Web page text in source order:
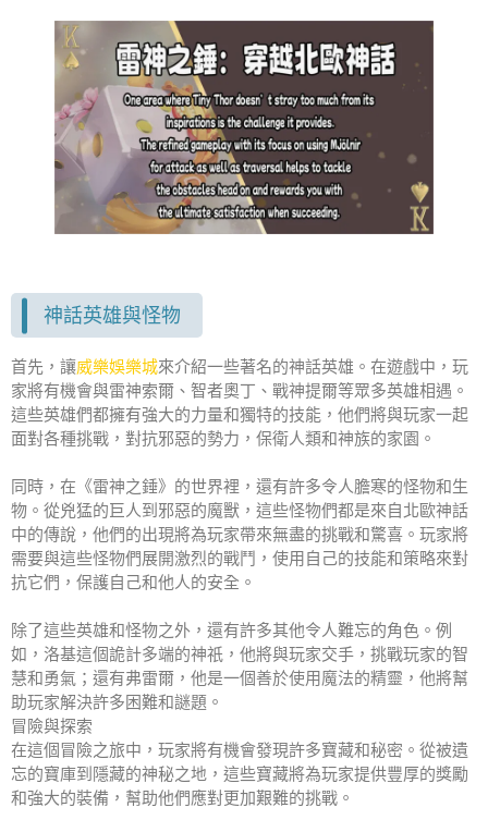
神話英雄與怪物
首先，讓威樂娛樂城來介紹一些著名的神話英雄。在遊戲中，玩
家將有機會與雷神索爾、智者奧丁、戰神提爾等眾多英雄相遇。
這些英雄們都擁有強大的力量和獨特的技能，他們將與玩家一起
面對各種挑戰，對抗邪惡的勢力，保衛人類和神族的家園。
同時，在《雷神之錘》的世界裡，還有許多令人膽寒的怪物和生
物。從兇猛的巨人到邪惡的魔獸，這些怪物們都是來自北歐神話
中的傳說，他們的出現將為玩家帶來無盡的挑戰和驚喜。玩家將
需要與這些怪物們展開激烈的戰鬥，使用自己的技能和策略來對
抗它們，保護自己和他人的安全。
除了這些英雄和怪物之外，還有許多其他令人難忘的角色。例
如，洛基這個詭計多端的神祇，他將與玩家交手，挑戰玩家的智
慧和勇氣；還有弗雷爾，他是一個善於使用魔法的精靈，他將幫
助玩家解決許多困難和謎題。
冒險與探索
在這個冒險之旅中，玩家將有機會發現許多寶藏和秘密。從被遺
忘的寶庫到隱藏的神秘之地，這些寶藏將為玩家提供豐厚的獎勵
和強大的裝備，幫助他們應對更加艱難的挑戰。